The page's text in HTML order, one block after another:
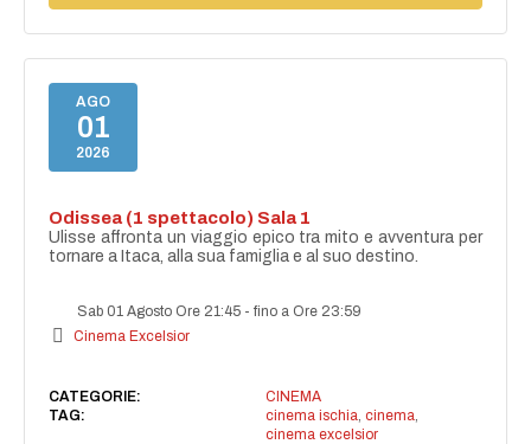
AGO
01
2026
Odissea (1 spettacolo) Sala 1
Ulisse affronta un viaggio epico tra mito e avventura per
tornare a Itaca, alla sua famiglia e al suo destino.
Sab 01 Agosto Ore 21:45 -fino a Ore 23:59
Cinema Excelsior
CATEGORIE:
CINEMA
TAG:
cinema ischia cinema
cinema excelsior